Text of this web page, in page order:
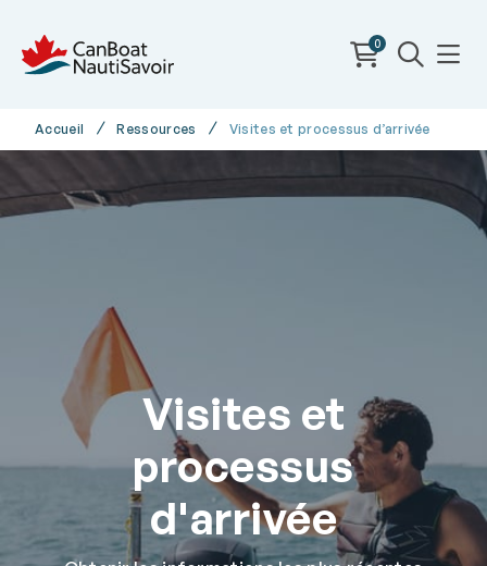
0
Accueil Ressources Visites et processus d’arrivée
Visites et
processus
d'arrivée